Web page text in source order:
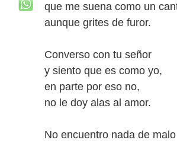
que me suena como un
aunque grites de furor.
Converso con tu señor
y siento que es como yo,
en parte por eso no,
no le doy alas al amor.
No encuentro nada de malo